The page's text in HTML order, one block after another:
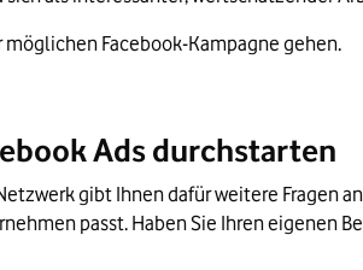
möglichen Facebook-Kampagne gehen.
Ads durchstarten
gibt Ihnen dafür weitere Fragen
passt. Haben Sie Ihren eigenen